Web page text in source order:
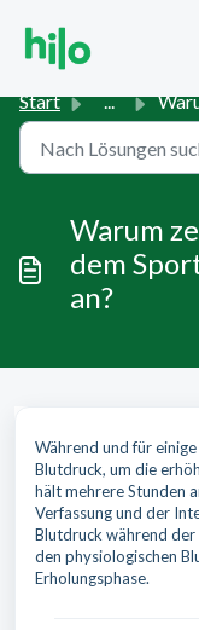
Start ... Warum zeigt
Warum
dem
an?
Während und für
Blutdruck, um die
hält mehrere Stunden
Verfassung und der
Blutdruck während
den physiologischen
Erholungsphase.